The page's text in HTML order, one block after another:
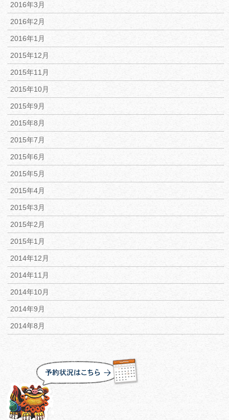
2016年3月
2016年2月
2016年1月
2015年12月
2015年11月
2015年10月
2015年9月
2015年8月
2015年7月
2015年6月
2015年5月
2015年4月
2015年3月
2015年2月
2015年1月
2014年12月
2014年11月
2014年10月
2014年9月
2014年8月